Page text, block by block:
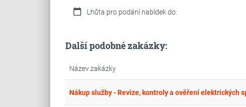
calendar_today Lhůta pro podání nabídek do:
Další podobné zakázky:
Název zakázky